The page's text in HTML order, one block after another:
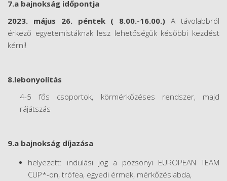
7.a bajnokság időpontja
2023. május 26. péntek ( 8.00.-16.00.) A távolabbról
érkező egyetemistáknak lesz lehetőségük későbbi kezdést
kérni!
8.lebonyolítás
4-5 fős csoportok, körmérkőzéses rendszer, majd
rájátszás
9.a bajnokság díjazása
helyezett: indulási jog a pozsonyi EUROPEAN TEAM
CUP*-on, trófea, egyedi érmek, mérkőzéslabda,